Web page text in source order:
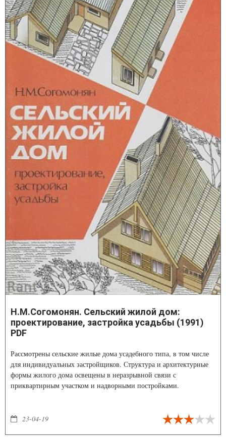
Н.М.Согомонян. Сельский жилой дом:
проектирование, застройка усадьбы (1991)
PDF
Рассмотрены сельские жилые дома усадебного типа, в том числе
для индивидуальных застройщиков. Структура и архитектурные
формы жилого дома освещены в неразрывной связи с
приквартирным участком и надворными постройками.
23-04-19